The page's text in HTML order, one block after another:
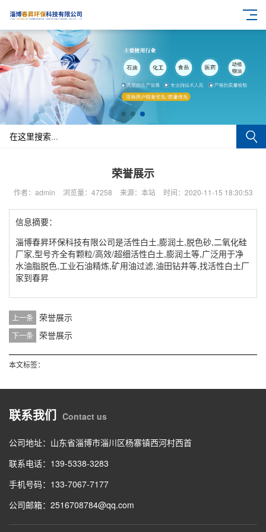
荣誉展示
作者：admin 浏览量：47258 来源：本站 时间：2020-11-15 18:30:53
信息摘要：
淄博春昇环保科技有限公司是活性白土,膨润土,脱色砂,二氧化硅
厂家,型号齐全有颗粒/高效/超细活性白土,膨润土等,广泛用于净
水油脂脱色,工业石油精炼,矿用油过滤,油田钻井等,找活性白土厂
家到春昇
上一条 荣誉展示
下一条 荣誉展示
本文标签：
联系我们 Contact us
公司地址：山东省淄博市淄川区杨寨镇西河村西首
联系电话：139-5338-3283
手机号码：133-7067-7177
公司邮箱：2516708784@qq.com